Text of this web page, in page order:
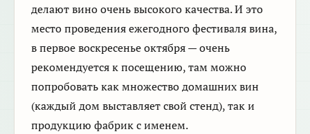
делают вино очень высокого качества. И это
место проведения ежегодного фестиваля вина,
в первое воскресенье октября — очень
рекомендуется к посещению, там можно
попробовать как множество домашних вин
(каждый дом выставляет свой стенд), так и
продукцию фабрик с именем.